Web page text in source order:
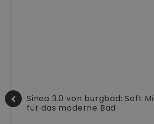
Sinea 3.0 von burgbad: Soft
für das moderne Bad